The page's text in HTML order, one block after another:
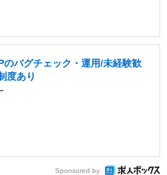
のバグチェック・運用/未経験歓
度あり
Sponsored by